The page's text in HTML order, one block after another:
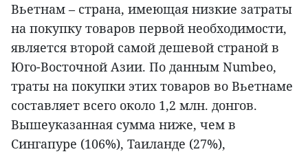
Вьетнам – страна, имеющая низкие затраты
на покупку товаров первой необходимости,
является второй самой дешевой страной в
Юго-Восточной Азии. По данным Numbeo,
траты на покупки этих товаров во Вьетнаме
составляет всего около 1,2 млн. донгов.
Вышеуказанная сумма ниже, чем в
Сингапуре (106%), Таиланде (27%),